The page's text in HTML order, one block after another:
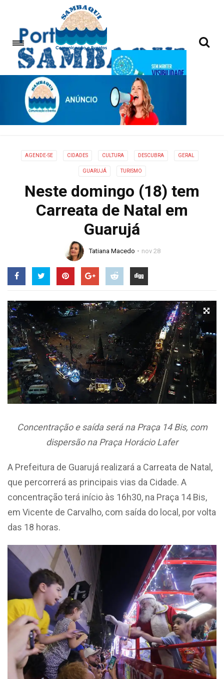
AGENDE-SE CIDADES CULTURA DESCUBRA GERAL
GUARUJÁ TURISMO
Neste domingo (18) tem
Carreata de Natal em
Guarujá
Tatiana Macedo nov 28
Concentração e saída será na Praça 14 Bis, com
dispersão na Praça Horácio Lafer
A Prefeitura de Guarujá realizará a Carreata de Natal,
que percorrerá as principais vias da Cidade. A
concentração terá início às 16h30, na Praça 14 Bis,
em Vicente de Carvalho, com saída do local, por volta
das 18 horas.